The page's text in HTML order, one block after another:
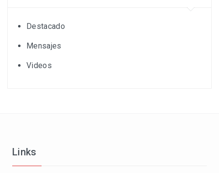
Destacado
Mensajes
Videos
Links